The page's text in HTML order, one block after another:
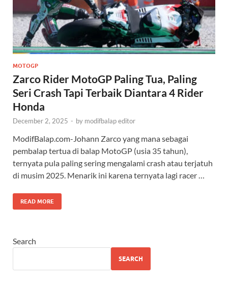
MOTOGP
Zarco Rider MotoGP Paling Tua, Paling
Seri Crash Tapi Terbaik Diantara 4 Rider
Honda
December 2, 2025 - by modifbalap editor
ModifBalap.com-Johann Zarco yang mana sebagai
pembalap tertua di balap MotoGP (usia 35 tahun),
ternyata pula paling sering mengalami crash atau terjatuh
di musim 2025. Menarik ini karena ternyata lagi racer …
READ MORE
Search
SEARCH